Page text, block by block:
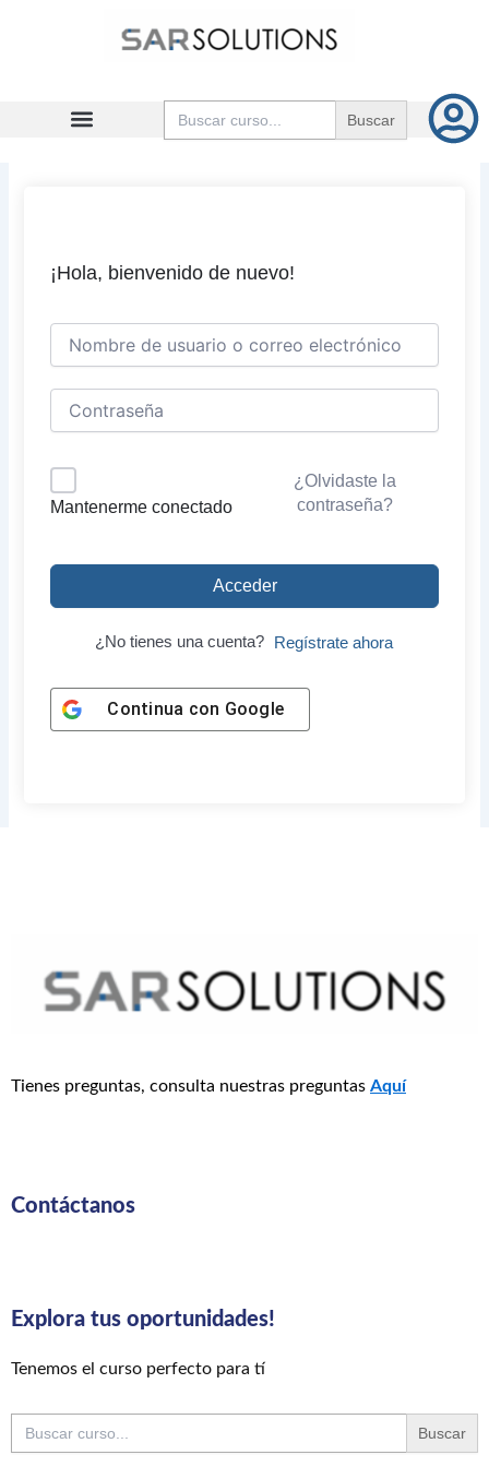
Buscar:
¡Hola, bienvenido de nuevo!
Mantenerme conectado
¿Olvidaste la
contraseña?
Acceder
¿No tienes una cuenta? Regístrate ahora
Continua con Google
Tienes preguntas, consulta nuestras preguntas Aquí
Contáctanos
Explora tus oportunidades!
Tenemos el curso perfecto para tí
Buscar: